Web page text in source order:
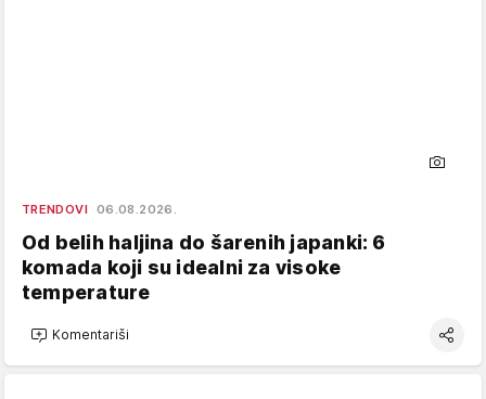
TRENDOVI 06.08.2026.
Od belih haljina do šarenih japanki: 6
komada koji su idealni za visoke
temperature
Komentariši